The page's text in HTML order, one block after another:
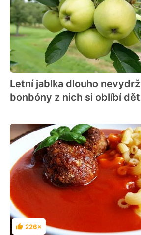
Letní jablka dlouho
bonbóny z nich si oblíbí
Hodnocení
226×